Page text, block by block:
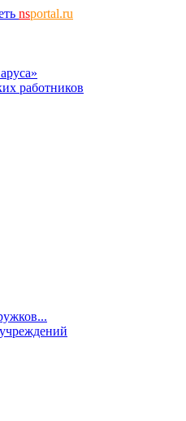
nsportal.ru
работников